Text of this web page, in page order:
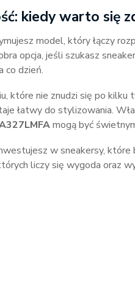
kiedy warto się
model, który łączy
opcja, jeśli szukasz
co dzień.
które nie znudzi się po
łatwy do stylizowania.
mogą być
w sneakersy, które
liczy się wygoda oraz